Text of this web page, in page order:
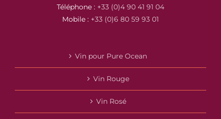
Téléphone : +33 (0)4 90 41 91 04
Mobile : +33 (0)6 80 59 93 01
Vin pour Pure Ocean
Vin Rouge
Vin Rosé